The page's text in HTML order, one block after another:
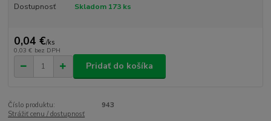
Dostupnosť Skladom 173 ks
0,04 €/ks
0,03 € bez DPH
Pridať do košíka
Číslo produktu:
943
Strážiť cenu / dostupnosť